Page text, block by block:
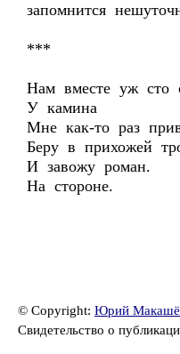
запомнится
***
Нам вместе уж сто
У камина
Мне как-то раз
Беру в прихожей
И завожу роман.
На стороне.
© Copyright: Юрий
Свидетельство о